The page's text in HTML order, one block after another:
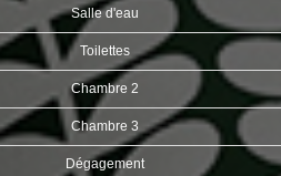
Salle d'eau
Toilettes
Chambre 2
Chambre 3
Dégagement